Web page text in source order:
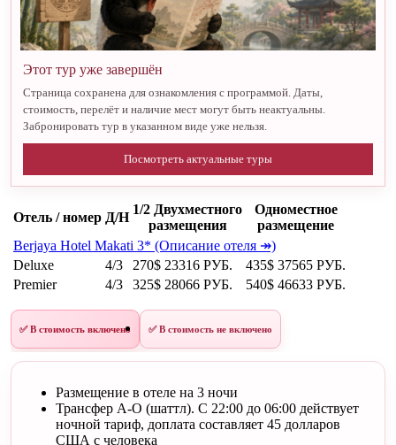
Этот тур уже завершён
Страница сохранена для ознакомления с программой. Даты,
стоимость, перелёт и наличие мест могут быть неактуальны.
Забронировать тур в указанном виде уже нельзя.
Посмотреть актуальные туры
Отель / номер Д/Н
1/2 Двухместного
размещения
Одноместное
размещение
Berjaya Hotel Makati 3* (Описание отеля ↠)
Deluxe
4/3 270$ 23316 РУБ. 435$ 37565 РУБ.
Premier
4/3 325$ 28066 РУБ. 540$ 46633 РУБ.
✅ В стоимость включено ✅ В стоимость не включено
Размещение в отеле на 3 ночи
Трансфер А-О (шаттл). С 22:00 до 06:00 действует
ночной тариф, доплата составляет 45 долларов
США с человека